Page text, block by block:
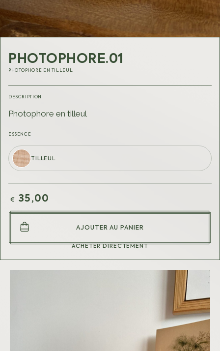
CRÉATIONS
L'ATELIER
Personnalisation
Mon compte
Français
English
PHOTOPHORE.01
PHOTOPHORE EN TILLEUL
DESCRIPTION
Photophore en tilleul
ESSENCE
TILLEUL
€ 35,00
AJOUTER AU PANIER
ACHETER DIRECTEMENT